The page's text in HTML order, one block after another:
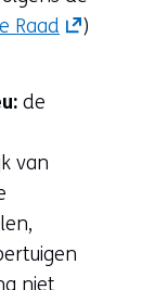
website)
Raad (opent
website)
)
de
van
niet